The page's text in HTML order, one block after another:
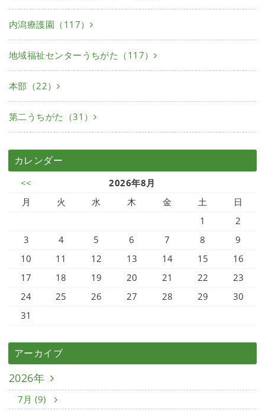
内潟療護園（117）
地域福祉センターうちがた（117）
本部（22）
第二うちがた（31）
カレンダー
<<
2026年8月
月
火 水 木 金 土
日
1
2
3
4 5 6 7 8
9
10
11 12 13 14 15
16
17
18 19 20 21 22
23
24
25 26 27 28 29
30
31
アーカイブ
2026年
7月 (9)